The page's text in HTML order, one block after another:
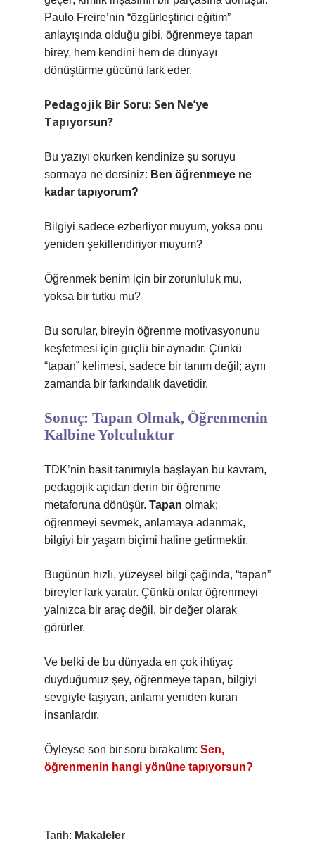
Paulo Freire’nin “özgürleştirici eğitim”
anlayışında olduğu gibi, öğrenmeye tapan
birey, hem kendini hem de dünyayı
dönüştürme gücünü fark eder.
Pedagojik Bir Soru: Sen Ne’ye
Tapıyorsun?
Bu yazıyı okurken kendinize şu soruyu
sormaya ne dersiniz: Ben öğrenmeye ne
kadar tapıyorum?
Bilgiyi sadece ezberliyor muyum, yoksa onu
yeniden şekillendiriyor muyum?
Öğrenmek benim için bir zorunluluk mu,
yoksa bir tutku mu?
Bu sorular, bireyin öğrenme motivasyonunu
keşfetmesi için güçlü bir aynadır. Çünkü
“tapan” kelimesi, sadece bir tanım değil; aynı
zamanda bir farkındalık davetidir.
Sonuç: Tapan Olmak, Öğrenmenin
Kalbine Yolculuktur
TDK’nin basit tanımıyla başlayan bu kavram,
pedagojik açıdan derin bir öğrenme
metaforuna dönüşür. Tapan olmak;
öğrenmeyi sevmek, anlamaya adanmak,
bilgiyi bir yaşam biçimi haline getirmektir.
Bugünün hızlı, yüzeysel bilgi çağında, “tapan”
bireyler fark yaratır. Çünkü onlar öğrenmeyi
yalnızca bir araç değil, bir değer olarak
görürler.
Ve belki de bu dünyada en çok ihtiyaç
duyduğumuz şey, öğrenmeye tapan, bilgiyi
sevgiyle taşıyan, anlamı yeniden kuran
insanlardır.
Öyleyse son bir soru bırakalım: Sen,
öğrenmenin hangi yönüne tapıyorsun?
Tarih: Makaleler